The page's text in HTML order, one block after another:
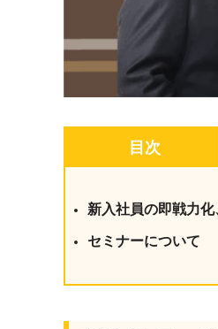
AI時代の全ビジネスパーソン必須
のコアスキル。 ドラフト作成を自動
化し、業務スピードを加速
AI人材育成：タイムマネジメント
断。 時間の管理からエネルギーの
AI人材育成：プロジェクトマネ
AIでステークホルダー分析を行い、
を出す推進力を養う
目次
新入社員の即戦力化
セミナーについて